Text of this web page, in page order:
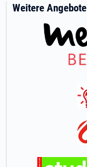
Weitere Angebote